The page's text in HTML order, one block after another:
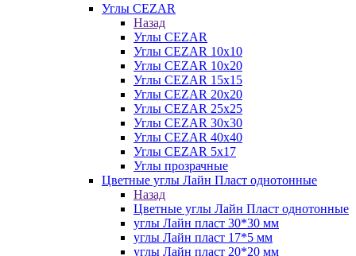
Углы CEZAR
Назад
Углы CEZAR
Углы CEZAR 10х10
Углы CEZAR 10х20
Углы CEZAR 15х15
Углы CEZAR 20х20
Углы CEZAR 25х25
Углы CEZAR 30х30
Углы CEZAR 40х40
Углы CEZAR 5х17
Углы прозрачные
Цветные углы Лайн Пласт однотонные
Назад
Цветные углы Лайн Пласт однотонные
углы Лайн пласт 30*30 мм
углы Лайн пласт 17*5 мм
углы Лайн пласт 20*20 мм